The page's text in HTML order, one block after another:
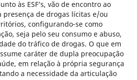
às ESF’s, vão de encontro ao
presença de drogas lícitas e/ou
configurando-se como
seja pelo seu consumo e abuso,
do tráfico de drogas. O que em
caráter de dupla preocupação
em relação à própria segurança
a necessidade da articulação